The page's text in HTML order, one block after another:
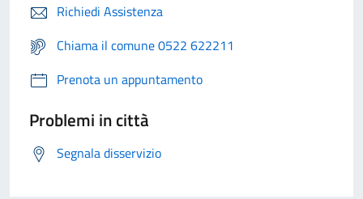
Richiedi Assistenza
Chiama il comune 0522 622211
Prenota un appuntamento
Problemi in città
Segnala disservizio